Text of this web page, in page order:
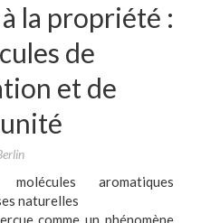
la propriété :
de
et de
aromatiques
naturelles